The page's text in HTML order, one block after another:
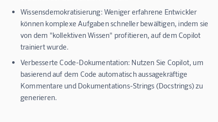
Wissensdemokratisierung: Weniger erfahrene Entwickler
können komplexe Aufgaben schneller bewältigen, indem sie
von dem "kollektiven Wissen" profitieren, auf dem Copilot
trainiert wurde.
Verbesserte Code-Dokumentation: Nutzen Sie Copilot, um
basierend auf dem Code automatisch aussagekräftige
Kommentare und Dokumentations-Strings (Docstrings) zu
generieren.